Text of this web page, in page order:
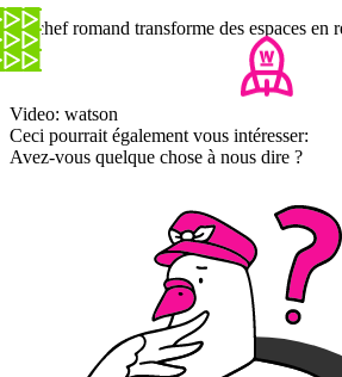
Ce chef romand transforme des espaces en
Video: watson
Ceci pourrait également vous intéresser:
Avez-vous quelque chose à nous dire ?